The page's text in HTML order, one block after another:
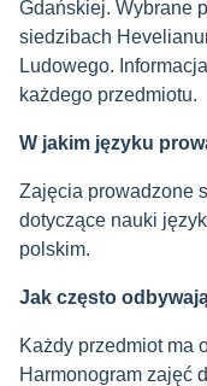
Gdańskiej. Wybrane
siedzibach
Ludowego.
każdego przedmiotu.
W jakim języku
Zajęcia prowadzone
dotyczące nauki
polskim.
Jak często
Każdy przedmiot ma
Harmonogram zajęć